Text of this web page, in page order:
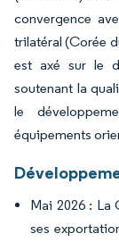
convergence
trilatéral (Corée
est axé sur le
soutenant la
le
équipements
Mai 2026 : La
ses